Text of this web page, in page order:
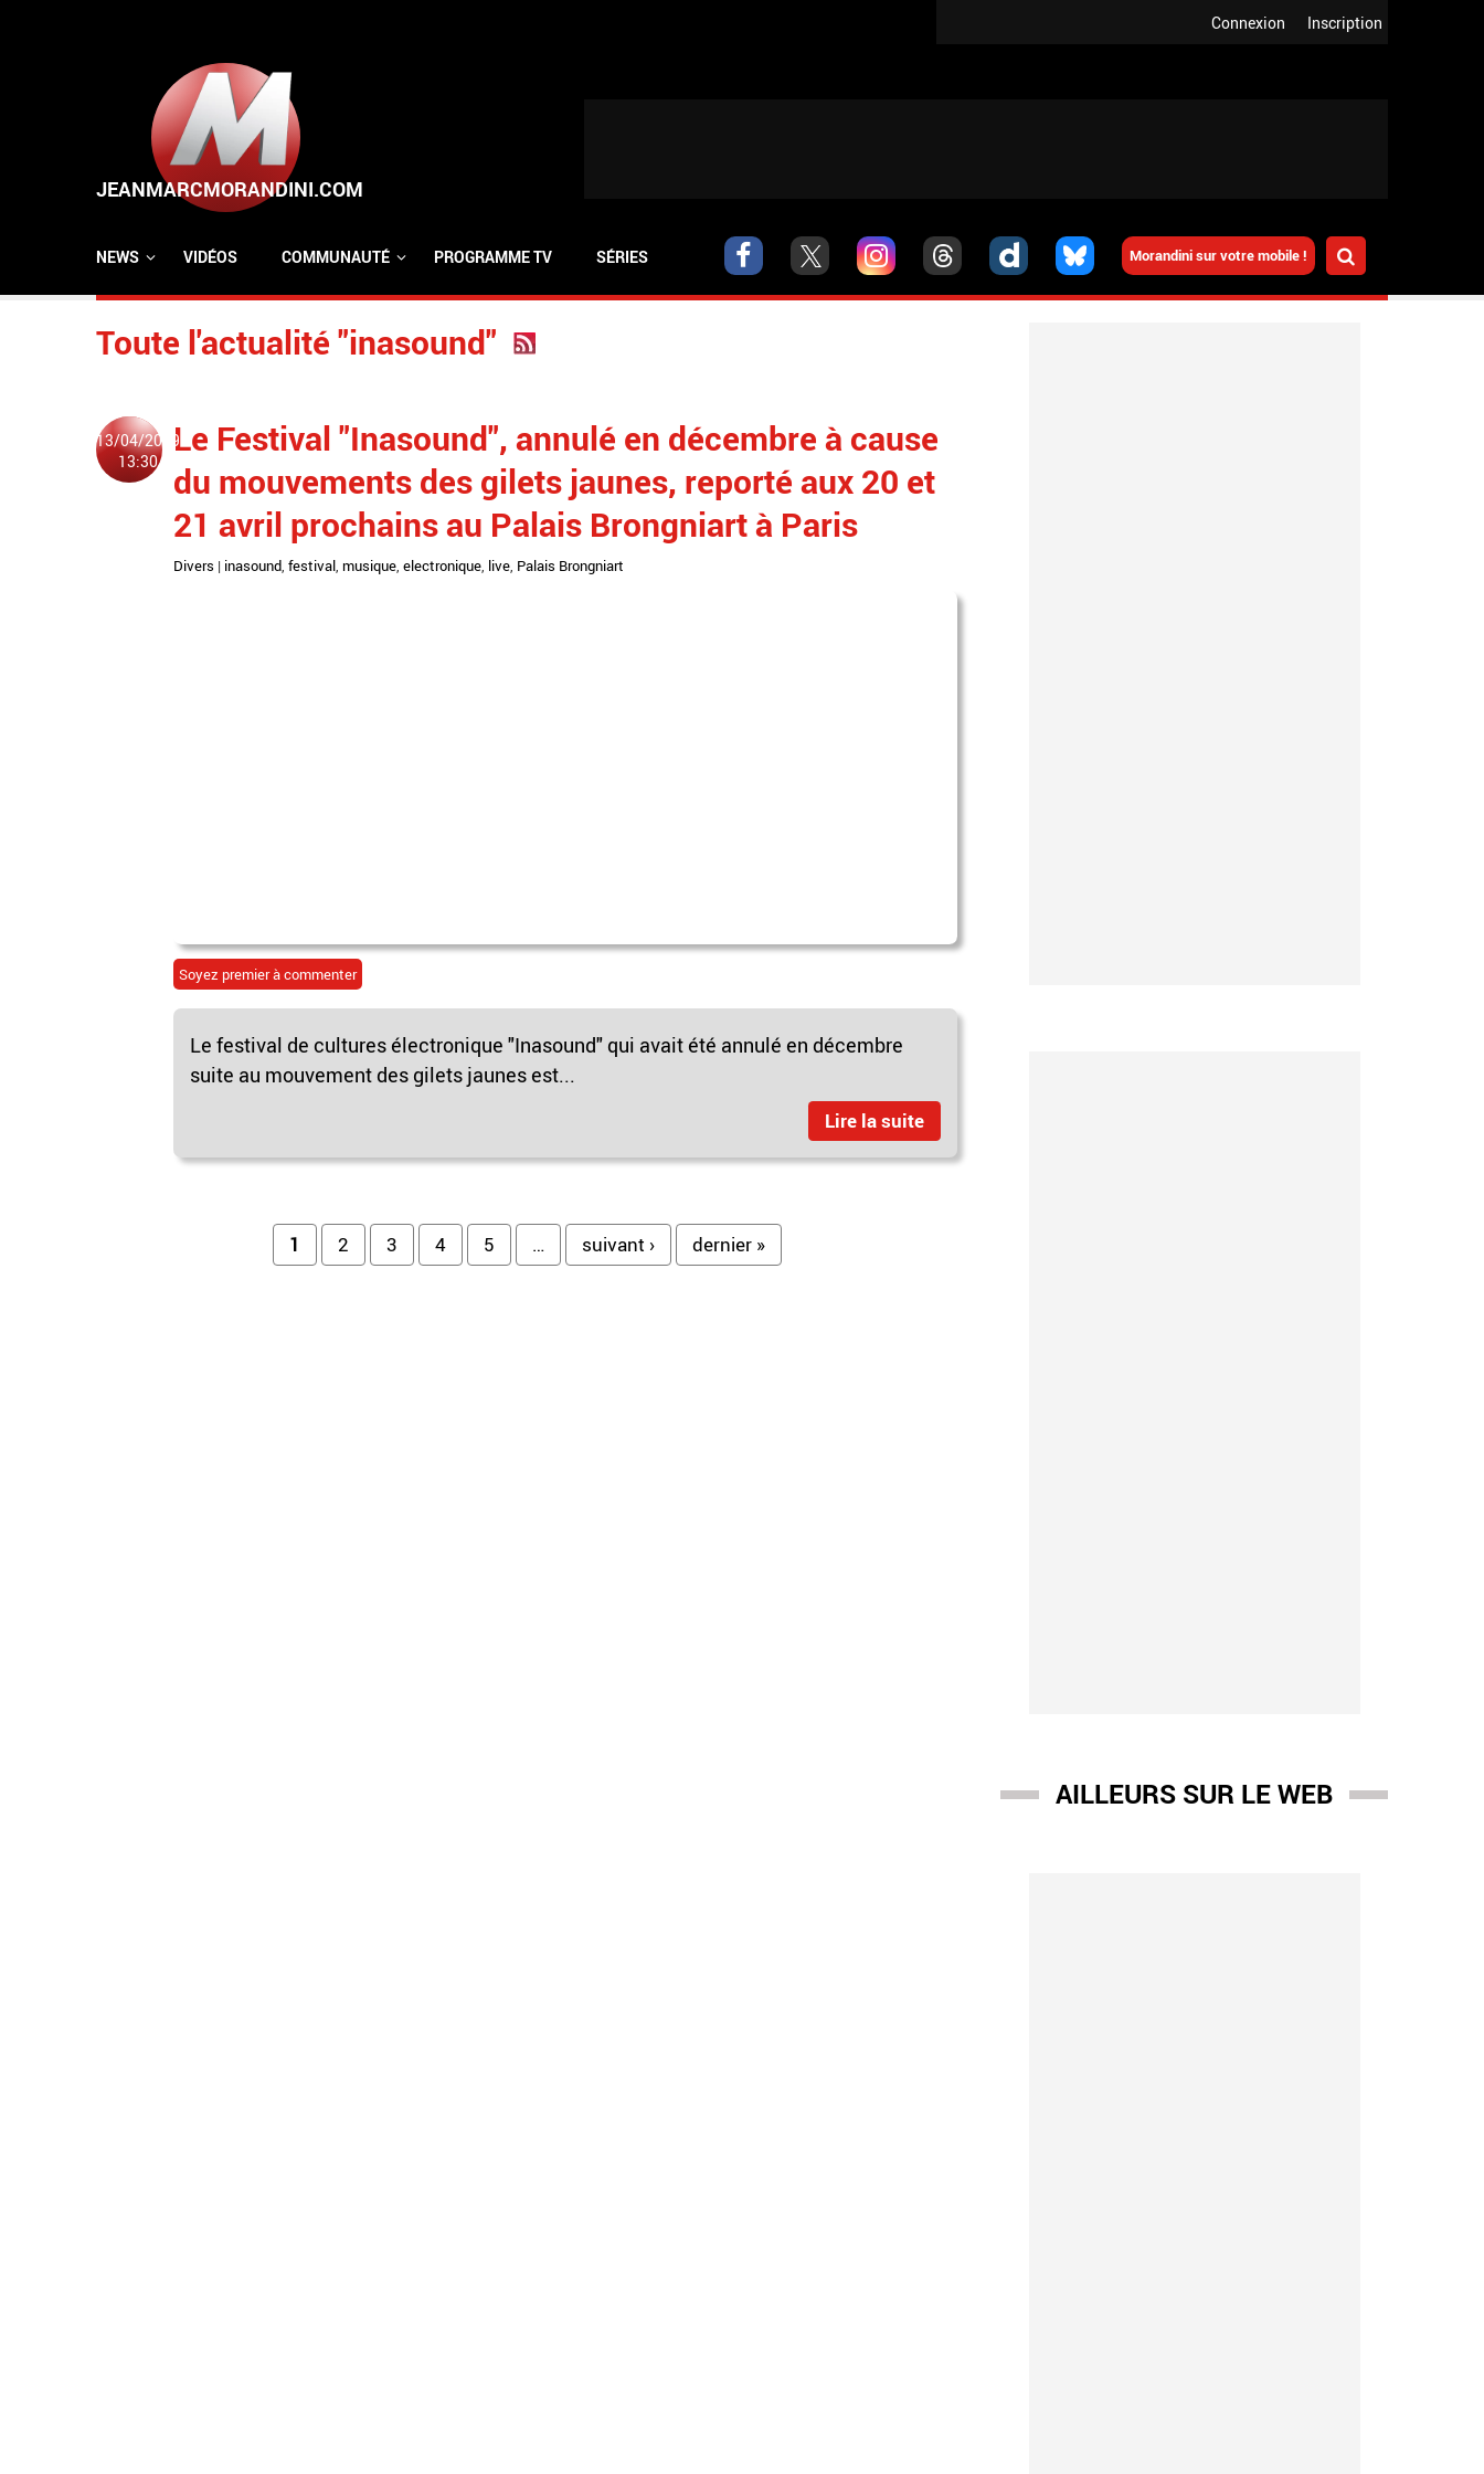
Inscription
Connexion
Morandini sur votre mobile !
NEWS VIDÉOS COMMUNAUTÉ PROGRAMME TV SÉRIES
Toute l'actualité "inasound"
13/04/2019
13:30
Le Festival "Inasound", annulé en décembre à cause
du mouvements des gilets jaunes, reporté aux 20 et
21 avril prochains au Palais Brongniart à Paris
Divers | inasound, festival, musique, electronique, live, Palais Brongniart
Soyez premier à commenter
Le festival de cultures électronique "Inasound" qui avait été annulé en décembre
suite au mouvement des gilets jaunes est...
Lire la suite
1 2 3 4 5 … suivant › dernier »
AILLEURS SUR LE WEB